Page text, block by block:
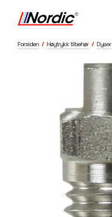
Forsiden / Høytrykk tilbehør / Dyser